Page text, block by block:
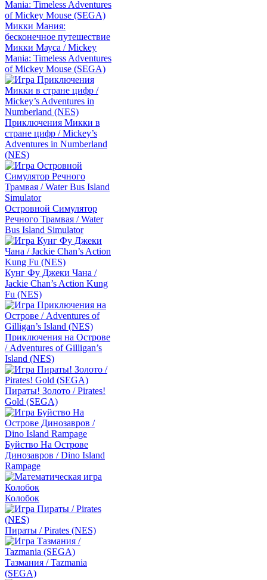
Микки Мания:
бесконечное путешествие
Микки Мауса / Mickey
Mania: Timeless Adventures
of Mickey Mouse (SEGA)
Приключения Микки в
стране цифр / Mickey’s
Adventures in Numberland
(NES)
Островной Симулятор
Речного Трамвая / Water
Bus Island Simulator
Кунг Фу Джеки Чана /
Jackie Chan’s Action Kung
Fu (NES)
Приключения на Острове
/ Adventures of Gilligan’s
Island (NES)
Пираты! Золото / Pirates!
Gold (SEGA)
Буйство На Острове
Динозавров / Dino Island
Rampage
Колобок
Пираты / Pirates (NES)
Тазмания / Tazmania
(SEGA)